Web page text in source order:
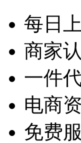
每日
商家
一件
电商
免费